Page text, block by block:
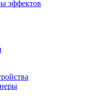
эффектов